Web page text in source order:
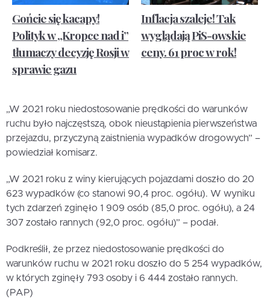
Gońcie się kacapy!
Polityk w „Kropce nad i”
tłumaczy decyzję Rosji w
sprawie gazu
Inflacja szaleje! Tak
wyglądają PiS-owskie
ceny. 61 proc w rok!
„W 2021 roku niedostosowanie prędkości do warunków
ruchu było najczęstszą, obok nieustąpienia pierwszeństwa
przejazdu, przyczyną zaistnienia wypadków drogowych” –
powiedział komisarz.
„W 2021 roku z winy kierujących pojazdami doszło do 20
623 wypadków (co stanowi 90,4 proc. ogółu). W wyniku
tych zdarzeń zginęło 1 909 osób (85,0 proc. ogółu), a 24
307 zostało rannych (92,0 proc. ogółu)” – podał.
Podkreślił, że przez niedostosowanie prędkości do
warunków ruchu w 2021 roku doszło do 5 254 wypadków,
w których zginęły 793 osoby i 6 444 zostało rannych.
(PAP)